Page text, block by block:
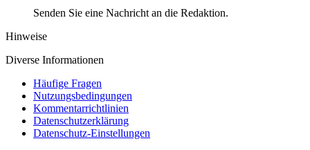
Senden Sie eine Nachricht an die Redaktion.
Hinweise
Diverse Informationen
Häufige Fragen
Nutzungsbedingungen
Kommentarrichtlinien
Datenschutzerklärung
Datenschutz-Einstellungen